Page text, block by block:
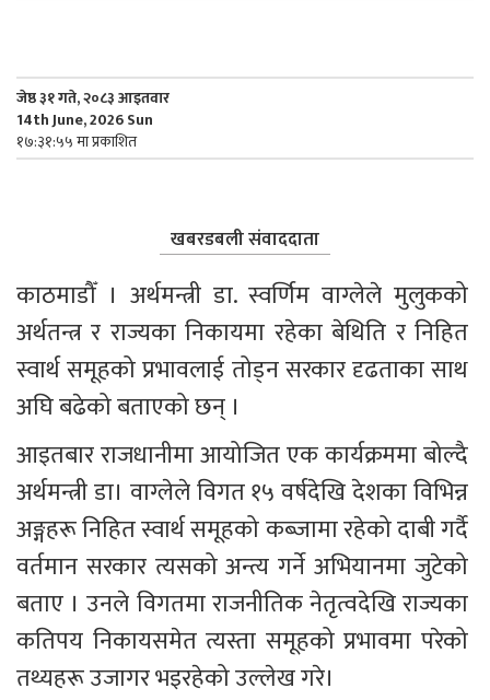
जेष्ठ ३१ गते, २०८३ आइतवार
14th June, 2026 Sun
१७:३१:५५ मा प्रकाशित
खबरडबली संवाददाता
काठमाडौँ । अर्थमन्त्री डा. स्वर्णिम वाग्लेले मुलुकको
अर्थतन्त्र र राज्यका निकायमा रहेका बेथिति र निहित
स्वार्थ समूहको प्रभावलाई तोड्न सरकार दृढताका साथ
अघि बढेको बताएको छन् ।
आइतबार राजधानीमा आयोजित एक कार्यक्रममा बोल्दै
अर्थमन्त्री डा। वाग्लेले विगत १५ वर्षदेखि देशका विभिन्न
अङ्गहरू निहित स्वार्थ समूहको कब्जामा रहेको दाबी गर्दै
वर्तमान सरकार त्यसको अन्त्य गर्ने अभियानमा जुटेको
बताए । उनले विगतमा राजनीतिक नेतृत्वदेखि राज्यका
कतिपय निकायसमेत त्यस्ता समूहको प्रभावमा परेको
तथ्यहरू उजागर भइरहेको उल्लेख गरे।